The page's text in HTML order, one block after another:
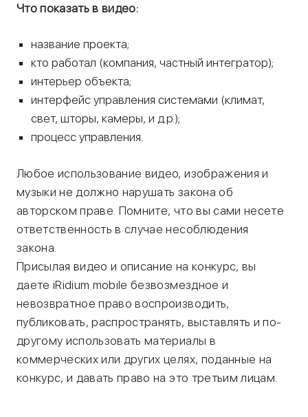
Что показать в видео:
название проекта;
кто работал (компания, частный интегратор);
интерьер объекта;
интерфейс управления системами (климат,
свет, шторы, камеры, и д.р.);
процесс управления.
Любое использование видео, изображения и
музыки не должно нарушать закона об
авторском праве. Помните, что вы сами несете
ответственность в случае несоблюдения
закона.
Присылая видео и описание на конкурс, вы
даете iRidium mobile безвозмездное и
невозвратное право воспроизводить,
публиковать, распространять, выставлять и по-
другому использовать материалы в
коммерческих или других целях, поданные на
конкурс, и давать право на это третьим лицам.